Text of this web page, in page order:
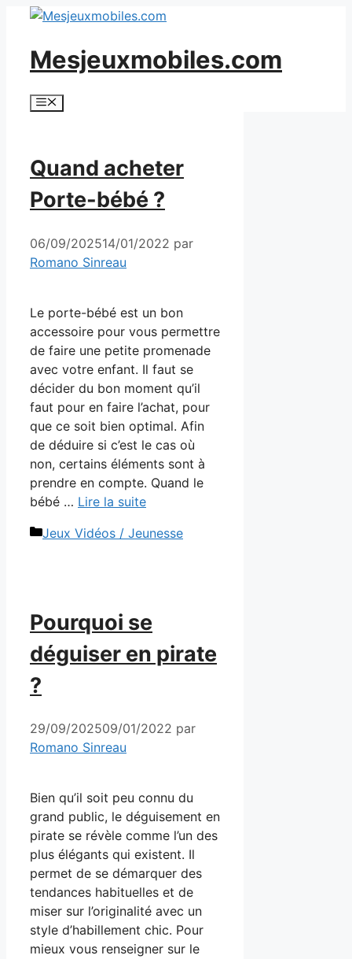
Aller
contenuMesjeuxmobiles.com
Menu
Quand acheter
Porte-bébé ?
06/09/202514/01/2022 par
Romano Sinreau
Le porte-bébé est un bon
accessoire pour vous permettre
de faire une petite promenade
avec votre enfant. Il faut se
décider du bon moment qu’il
faut pour en faire l’achat, pour
que ce soit bien optimal. Afin
de déduire si c’est le cas où
non, certains éléments sont à
prendre en compte. Quand le
bébé … Lire la suite
Catégories
Jeux Vidéos / Jeunesse
Pourquoi se
déguiser en pirate
?
29/09/202509/01/2022 par
Romano Sinreau
Bien qu’il soit peu connu du
grand public, le déguisement en
pirate se révèle comme l’un des
plus élégants qui existent. Il
permet de se démarquer des
tendances habituelles et de
miser sur l’originalité avec un
style d’habillement chic. Pour
mieux vous renseigner sur le